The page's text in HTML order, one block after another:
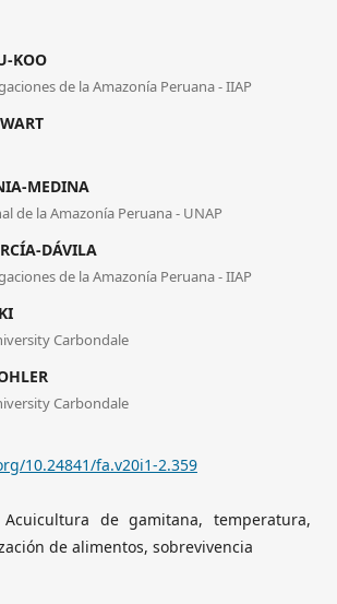
KOO
de la Amazonía Peruana - IIAP
MEDINA
de la Amazonía Peruana - UNAP
DÁVILA
de la Amazonía Peruana - IIAP
Carbondale
Carbondale
10.24841/fa.v20i1-2.359
Acuicultura de gamitana, temperatura,
de alimentos, sobrevivencia